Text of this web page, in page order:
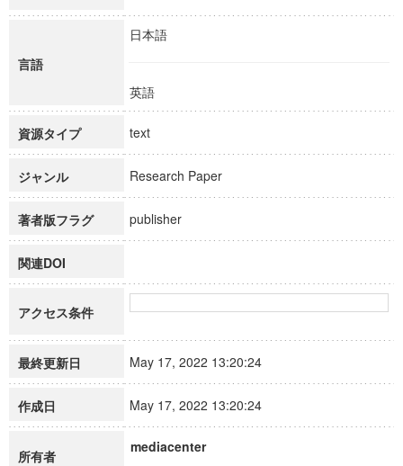
言語
日本語
英語
資源タイプ text
ジャンル Research Paper
著者版フラグ publisher
関連DOI
アクセス条件
最終更新日 May 17, 2022 13:20:24
作成日 May 17, 2022 13:20:24
所有者
mediacenter